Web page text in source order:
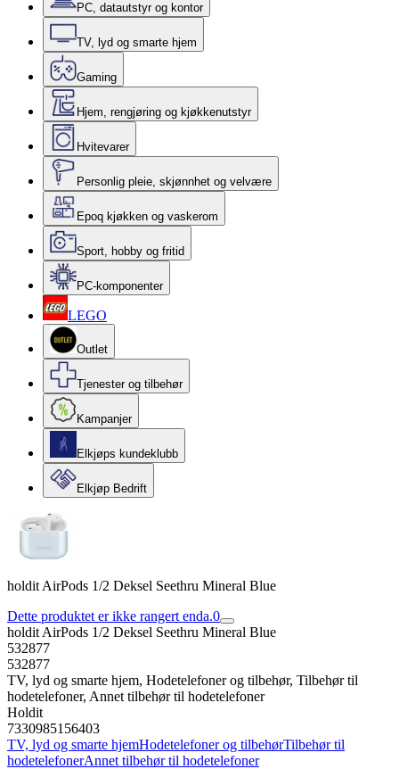
PC, datautstyr og kontor
TV, lyd og smarte hjem
Gaming
Hjem, rengjøring og kjøkkenutstyr
Hvitevarer
Personlig pleie, skjønnhet og velvære
Epoq kjøkken og vaskerom
Sport, hobby og fritid
PC-komponenter
LEGO
Outlet
Tjenester og tilbehør
Kampanjer
Elkjøps kundeklubb
Elkjøp Bedrift
holdit AirPods 1/2 Deksel Seethru Mineral Blue
Dette produktet er ikke rangert enda.0
holdit AirPods 1/2 Deksel Seethru Mineral Blue
532877
532877
TV, lyd og smarte hjem, Hodetelefoner og tilbehør, Tilbehør til
hodetelefoner, Annet tilbehør til hodetelefoner
Holdit
7330985156403
TV, lyd og smarte hjemHodetelefoner og tilbehørTilbehør til
hodetelefonerAnnet tilbehør til hodetelefoner